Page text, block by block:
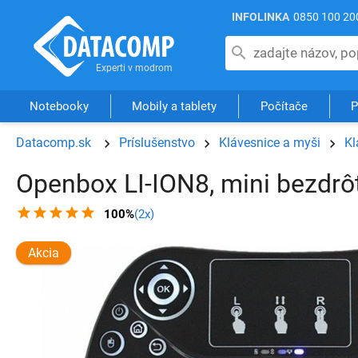
INFOLINKA 0850 100
Notebooky Mobily a tablety Počítače
Datacomp.sk Príslušenstvo Klávesnice a myši
Openbox LI-ION8, mini
100%(2x)
Akcia